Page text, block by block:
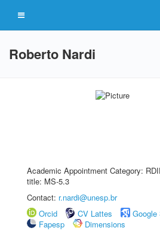
Roberto Nardi
Academic Appointment Category:
title: MS-5.3
Contact: r.nardi@unesp.br
Orcid
CV Lattes Google
Fapesp
Dimensions